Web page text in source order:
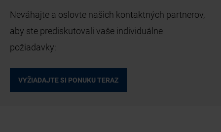
Neváhajte a oslovte našich kontaktných partnerov,
aby ste prediskutovali vaše individuálne
požiadavky:
VYŽIADAJTE SI PONUKU TERAZ